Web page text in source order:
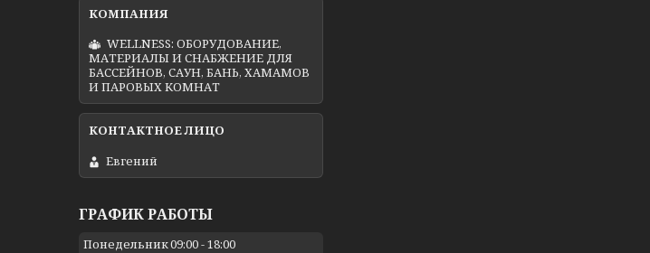
WELLNESS: ОБОРУДОВАНИЕ,
МАТЕРИАЛЫ И СНАБЖЕНИЕ ДЛЯ
БАССЕЙНОВ, САУН, БАНЬ, ХАМАМОВ
И ПАРОВЫХ КОМНАТ
Евгений
ГРАФИК РАБОТЫ
Понедельник09:00 18:00